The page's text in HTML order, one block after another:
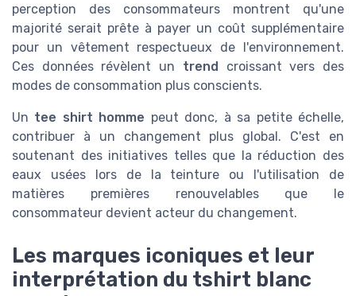
perception des consommateurs montrent qu'une
majorité serait prête à payer un coût supplémentaire
pour un vêtement respectueux de l'environnement.
Ces données révèlent un trend croissant vers des
modes de consommation plus conscients.
Un tee shirt homme peut donc, à sa petite échelle,
contribuer à un changement plus global. C'est en
soutenant des initiatives telles que la réduction des
eaux usées lors de la teinture ou l'utilisation de
matières premières renouvelables que le
consommateur devient acteur du changement.
Les marques iconiques et leur
interprétation du tshirt blanc